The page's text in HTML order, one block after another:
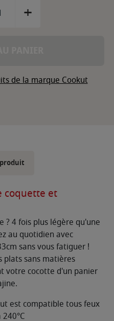
+
de la marque Cookut
coquette et
? 4 fois plus légère qu'une
au quotidien avec
sans vous fatiguer !
plats sans matières
votre cocotte d'un panier
est compatible tous feux